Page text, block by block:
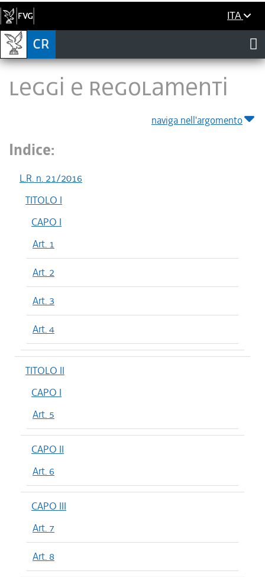
ITA
LEGGI E REGOLAMENTI
naviga nell'argomento
Indice:
L.R. n. 21/2016
TITOLO I
CAPO I
Art. 1
Art. 2
Art. 3
Art. 4
TITOLO II
CAPO I
Art. 5
CAPO II
Art. 6
CAPO III
Art. 7
Art. 8